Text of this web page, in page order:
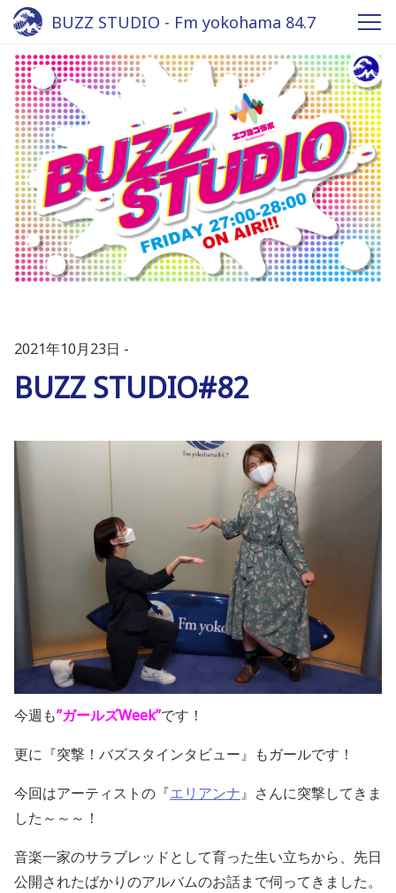
BUZZ STUDIO - Fm yokohama 84.7
2021年10月23日
BUZZ STUDIO#82
今週も”ガールズWeek”です！
更に『突撃！バズスタインタビュー』もガールです！
今回はアーティストの『エリアンナ』さんに突撃してきま
した～～～！
音楽一家のサラブレッドとして育った生い立ちから、先日
公開されたばかりのアルバムのお話まで伺ってきました。